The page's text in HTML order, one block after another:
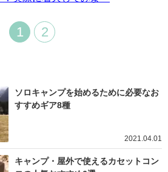
1 2
ソロキャンプを始めるために必要なお
すすめギア8種
2021.04.01
キャンプ・屋外で使えるカセットコン